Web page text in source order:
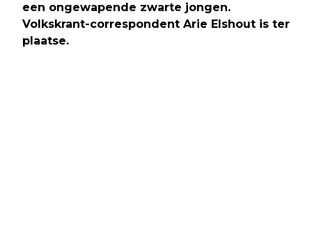
een ongewapende zwarte jongen.
Volkskrant-correspondent Arie Elshout is ter
plaatse.